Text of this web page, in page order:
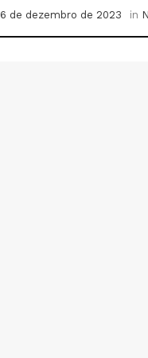
6 de dezembro de 2023 in